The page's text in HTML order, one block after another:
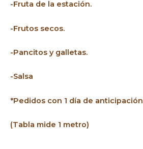
-Fruta de la estación.
-Frutos secos.
-Pancitos y galletas.
-Salsa
*Pedidos con 1 día de anticipación
(Tabla mide 1 metro)